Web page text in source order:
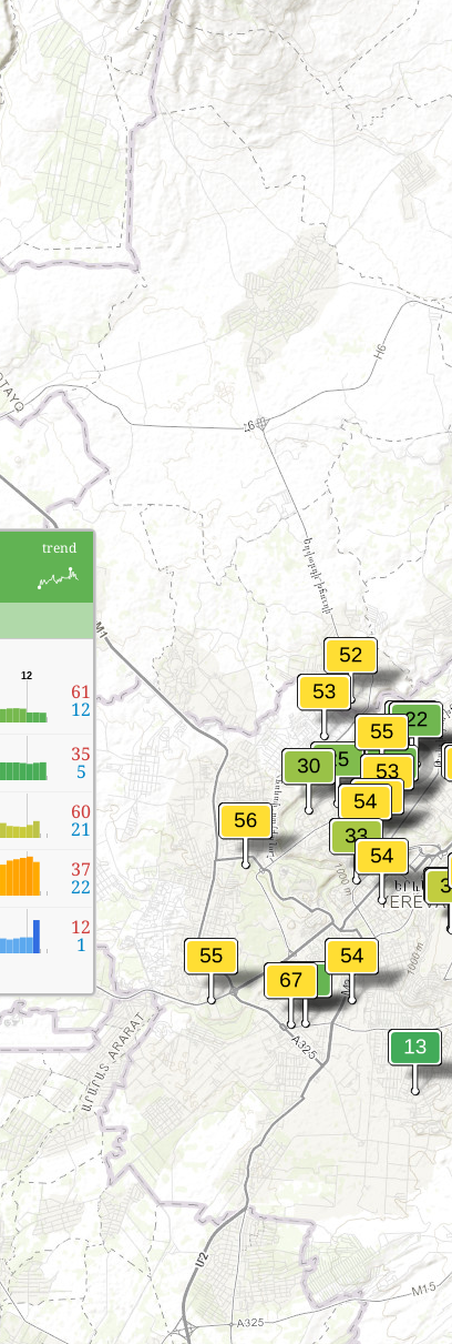
trend
12
61
12
35
5
60
21
37
22
12
1